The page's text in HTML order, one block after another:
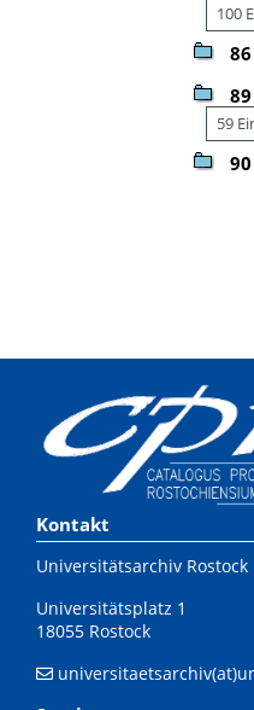
100
59
Kontakt
Universitätsarchiv Rostock
Universitätsplatz 1
18055 Rostock